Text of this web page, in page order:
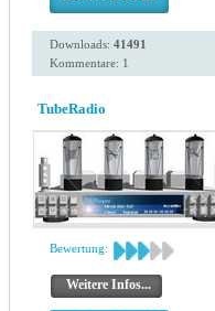
Downloads: 41491
Kommentare: 1
TubeRadio
Bewertung:
Weitere Infos...